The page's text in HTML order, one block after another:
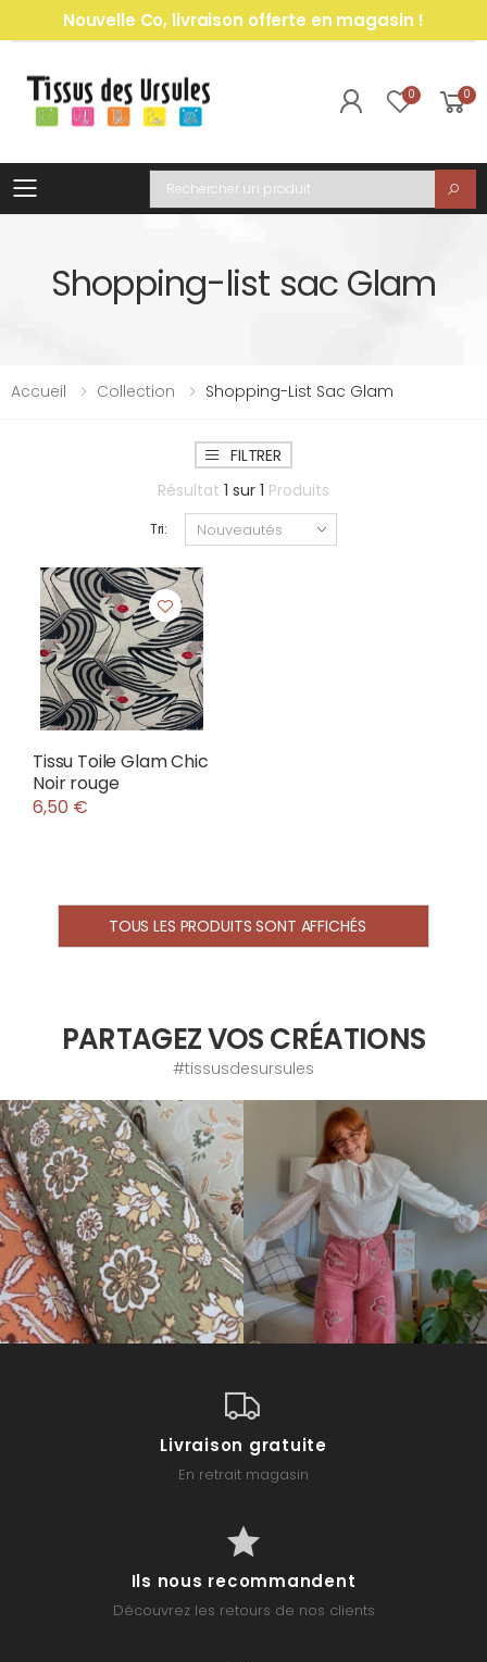
Nouvelle Co, livraison offerte en magasin !
0 0
Toggle mobile menu
Recherche
Shopping-list sac Glam
Accueil Collection Shopping-List Sac Glam
FILTRER
Résultat 1 sur 1 Produits
Tri:
Tissu Toile Glam Chic
Noir rouge
6,50 €
TOUS LES PRODUITS SONT AFFICHÉS
PARTAGEZ VOS CRÉATIONS
#tissusdesursules
Livraison gratuite
En retrait magasin
Ils nous recommandent
Découvrez les retours de nos clients